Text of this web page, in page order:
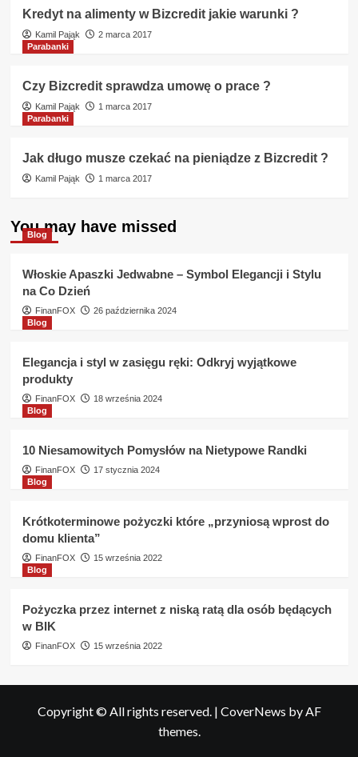
Kredyt na alimenty w Bizcredit jakie warunki ?
Kamil Pająk
2 marca 2017
Parabanki
Czy Bizcredit sprawdza umowę o prace ?
Kamil Pająk
1 marca 2017
Parabanki
Jak długo musze czekać na pieniądze z Bizcredit ?
Kamil Pająk 1 marca 2017
You may have missed
Blog
Włoskie Apaszki Jedwabne – Symbol Elegancji i Stylu
na Co Dzień
FinanFOX
26 października 2024
Blog
Elegancja i styl w zasięgu ręki: Odkryj wyjątkowe
produkty
FinanFOX
18 września 2024
Blog
10 Niesamowitych Pomysłów na Nietypowe Randki
FinanFOX
17 stycznia 2024
Blog
Krótkoterminowe pożyczki które „przyniosą wprost do
domu klienta”
FinanFOX
15 września 2022
Blog
Pożyczka przez internet z niską ratą dla osób będących
w BIK
FinanFOX 15 września 2022
Copyright © All rights reserved. | CoverNews by AF
themes.